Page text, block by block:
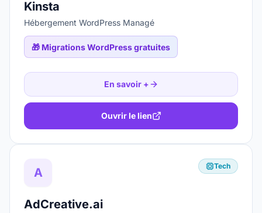
Kinsta
Hébergement WordPress Managé
🎁 Migrations WordPress gratuites
En savoir +
Ouvrir le lien
A Tech
AdCreative.ai